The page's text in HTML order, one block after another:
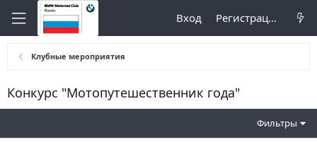
Вход Регистрация
Клубные мероприятия
Конкурс "Мотопутешественник года"
Фильтры